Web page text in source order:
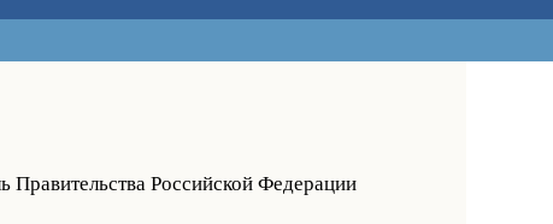
Правительства Российской Федерации